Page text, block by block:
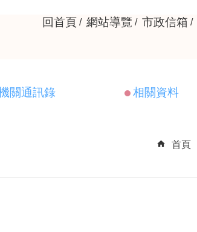
回首頁 網站導覽 市政信箱
關通訊錄 相關資料
首頁